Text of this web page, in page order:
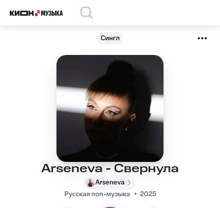
Сингл
Arseneva - Свернула
Arseneva
Русская поп-музыка
2025